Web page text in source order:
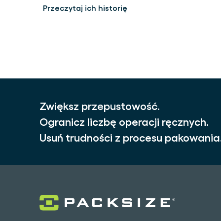
Przeczytaj ich historię
Zwiększ przepustowość.
Ogranicz liczbę operacji ręcznych.
Usuń trudności z procesu